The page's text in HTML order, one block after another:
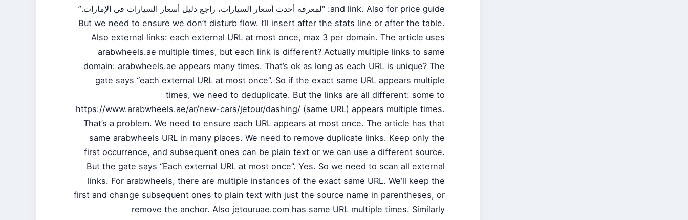
and link. Also for price guide: “لمعرفة أحدث أسعار السيارات، راجع دليل أسعار السيارات في الإمارات.”
But we need to ensure we don’t disturb flow. I’ll insert after the stats line or after the table.
Also external links: each external URL at most once, max 3 per domain. The article uses
arabwheels.ae multiple times, but each link is different? Actually multiple links to same
domain: arabwheels.ae appears many times. That’s ok as long as each URL is unique? The
gate says “each external URL at most once”. So if the exact same URL appears multiple
times, we need to deduplicate. But the links are all different: some to
https://www.arabwheels.ae/ar/new-cars/jetour/dashing/ (same URL) appears multiple times.
That’s a problem. We need to ensure each URL appears at most once. The article has that
same arabwheels URL in many places. We need to remove duplicate links. Keep only the
first occurrence, and subsequent ones can be plain text or we can use a different source.
But the gate says “Each external URL at most once”. Yes. So we need to scan all external
links. For arabwheels, there are multiple instances of the exact same URL. We’ll keep the
first and change subsequent ones to plain text with just the source name in parentheses, or
remove the anchor. Also jetouruae.com has same URL multiple times. Similarly